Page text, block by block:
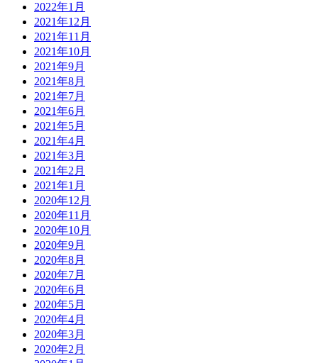
2022年1月
2021年12月
2021年11月
2021年10月
2021年9月
2021年8月
2021年7月
2021年6月
2021年5月
2021年4月
2021年3月
2021年2月
2021年1月
2020年12月
2020年11月
2020年10月
2020年9月
2020年8月
2020年7月
2020年6月
2020年5月
2020年4月
2020年3月
2020年2月